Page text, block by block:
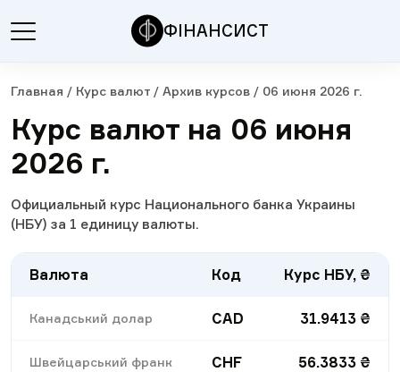
ФІНАНСИСТ
Главная / Курс валют / Архив курсов / 06 июня 2026 г.
Курс валют на 06 июня
2026 г.
Официальный курс Национального банка Украины
(НБУ) за 1 единицу валюты.
Валюта Код Курс НБУ, ₴
Канадський долар CAD 31.9413 ₴
Швейцарський франк CHF 56.3833 ₴